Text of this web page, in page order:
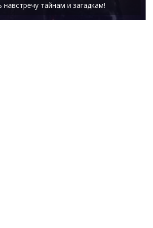
тайнам и загадкам!